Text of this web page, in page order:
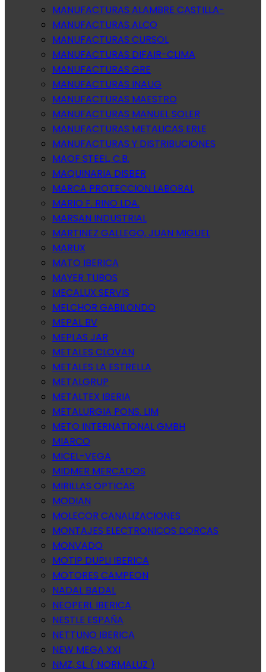
MANUFACTURAS ALAMBRE CASTILLA-
MANUFACTURAS ALCO
MANUFACTURAS CURSOL
MANUFACTURAS DIFAIR-CLIMA
MANUFACTURAS GRE
MANUFACTURAS INAUG
MANUFACTURAS MAESTRO
MANUFACTURAS MANUEL SOLER
MANUFACTURAS METALICAS ERLE
MANUFACTURAS Y DISTRIBUCIONES
MAOF STEEL, C.B.
MAQUINARIA DISBER
MARCA PROTECCION LABORAL
MARIO F. RINO LDA.
MARSAN INDUSTRIAL
MARTINEZ GALLEGO, JUAN MIGUEL
MARUX
MATO IBERICA
MAYER TUBOS
MECALUX SERVIS
MELCHOR GABILONDO
MEPAL BV
MEPLAS JAR
METALES CLOVAN
METALES LA ESTRELLA
METALGRUP
METALTEX IBERIA
METALURGIA PONS. LIM
METO INTERNATIONAL GMBH
MIARCO
MICEL-VEGA
MIDMER MERCADOS
MIRILLAS OPTICAS
MODIAN
MOLECOR CANALIZACIONES
MONTAJES ELECTRONICOS DORCAS
MONVADO
MOTIP DUPLI IBERICA
MOTORES CAMPEON
NADAL BADAL
NEOPERL IBERICA
NESTLE ESPAÑA
NETTUNO IBERICA
NEW MEGA XXI
NMZ, SL. ( NORMALUZ )